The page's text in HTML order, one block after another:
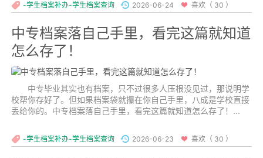
-学生档案补办-学生档案查询 2026-06-24 喜欢（ 30 ）
中专档案落自己手里，看完这篇就知道
怎么存了！
中专毕业其实也有档案，只不过很多人压根没见过，那说明学
校帮你存好了。但如果档案袋就攥在你自己手里，八成是学校直接
丢给你的。中专档案落自己手里，看完这篇就知道怎么存了！...
-学生档案补办-学生档案查询 2026-06-23 喜欢（ 30 ）